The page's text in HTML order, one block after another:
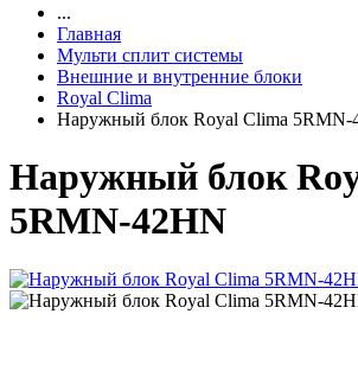
...
Главная
Мульти сплит системы
Внешние и внутренние блоки
Royal Clima
Наружный блок Royal Clima 5RMN-
Наружный блок
5RMN-42HN